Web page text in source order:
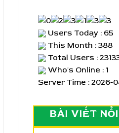
Users Today : 65
This Month : 388
Total Users :
Who's Online : 1
Server Time : 2026-
BÀI VIẾT